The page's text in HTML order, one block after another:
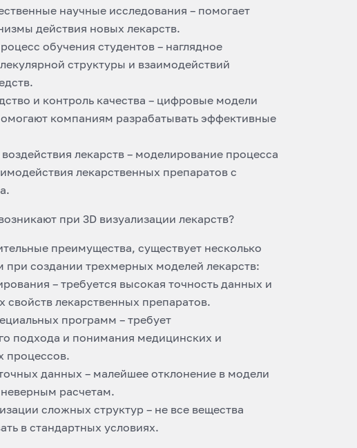
научные исследования – помогает
действия новых лекарств.
обучения студентов – наглядное
структуры и взаимодействий
и контроль качества – цифровые модели
компаниям разрабатывать эффективные
лекарств – моделирование процесса
лекарственных препаратов с
при 3D визуализации лекарств?
преимущества, существует несколько
создании трехмерных моделей лекарств:
– требуется высокая точность данных и
свойств лекарственных препаратов.
программ – требует
подхода и понимания медицинских и
процессов.
данных – малейшее отклонение в модели
расчетам.
сложных структур – не все вещества
в стандартных условиях.